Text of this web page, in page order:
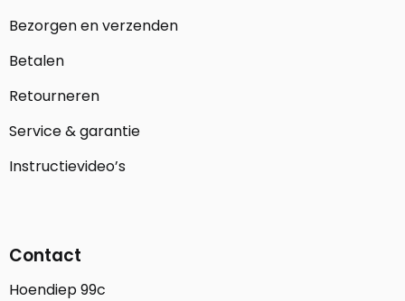
Bezorgen en verzenden
Betalen
Retourneren
Service & garantie
Instructievideo’s
Contact
Hoendiep 99c